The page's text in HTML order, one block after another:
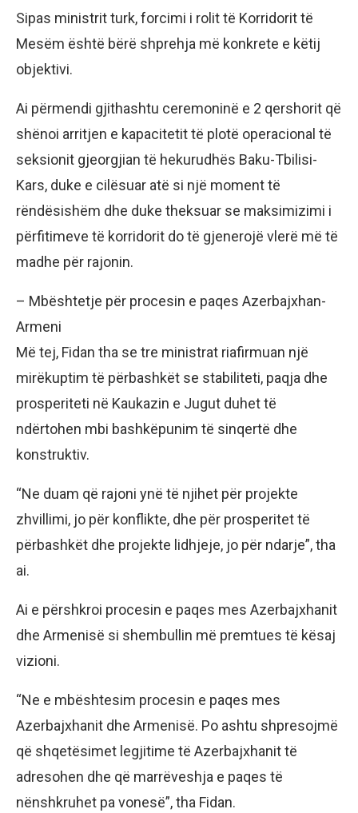
Sipas ministrit turk, forcimi i rolit të Korridorit të
Mesëm është bërë shprehja më konkrete e këtij
objektivi.
Ai përmendi gjithashtu ceremoninë e 2 qershorit që
shënoi arritjen e kapacitetit të plotë operacional të
seksionit gjeorgjian të hekurudhës Baku-Tbilisi-
Kars, duke e cilësuar atë si një moment të
rëndësishëm dhe duke theksuar se maksimizimi i
përfitimeve të korridorit do të gjenerojë vlerë më të
madhe për rajonin.
– Mbështetje për procesin e paqes Azerbajxhan-
Armeni
Më tej, Fidan tha se tre ministrat riafirmuan një
mirëkuptim të përbashkët se stabiliteti, paqja dhe
prosperiteti në Kaukazin e Jugut duhet të
ndërtohen mbi bashkëpunim të sinqertë dhe
konstruktiv.
“Ne duam që rajoni ynë të njihet për projekte
zhvillimi, jo për konflikte, dhe për prosperitet të
përbashkët dhe projekte lidhjeje, jo për ndarje”, tha
ai.
Ai e përshkroi procesin e paqes mes Azerbajxhanit
dhe Armenisë si shembullin më premtues të kësaj
vizioni.
“Ne e mbështesim procesin e paqes mes
Azerbajxhanit dhe Armenisë. Po ashtu shpresojmë
që shqetësimet legjitime të Azerbajxhanit të
adresohen dhe që marrëveshja e paqes të
nënshkruhet pa vonesë”, tha Fidan.